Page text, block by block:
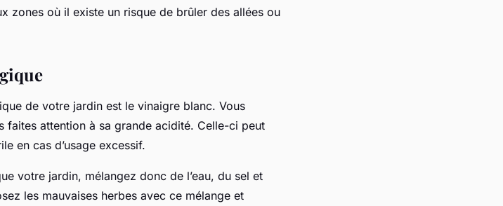
zones où il existe un risque de brûler des allées ou
de votre jardin est le vinaigre blanc. Vous
faites attention à sa grande acidité. Celle-ci peut
en cas d’usage excessif.
votre jardin, mélangez donc de l’eau, du sel et
les mauvaises herbes avec ce mélange et